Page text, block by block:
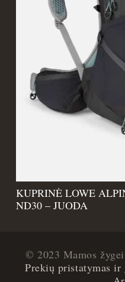
KUPRINĖ LOWE
ND30 – JUODA
© 2023 Mamos
Prekių pristatymas ir